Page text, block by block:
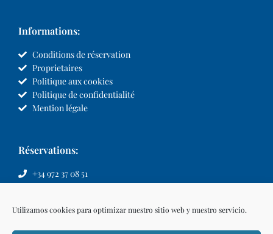
Utilizamos cookies para optimizar nuestro sitio web y nuestro servicio.
Informations:
Conditions de réservation
Proprietaires
Politique aux cookies
Politique de confidentialité
Mention légale
Réservations:
+34 972 37 08 51